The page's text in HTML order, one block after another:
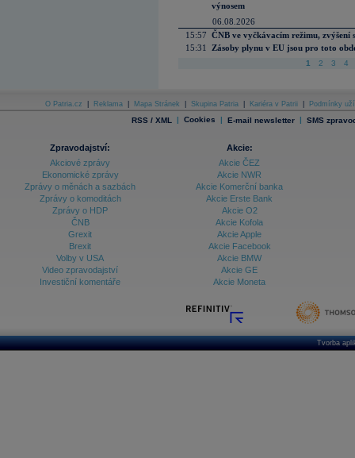
výnosem
06.08.2026
15:57 ČNB ve vyčkávacím režimu, zvýšení
15:31
Zásoby plynu v EU jsou pro toto
1 2 3 4
O Patria.cz Reklama Mapa Stránek Skupina Patria Kariéra v Patrii Podmínky
RSS / XML | Cookies | E-mail newsletter | SMS
Zpravodajství:
Akciové zprávy
Ekonomické zprávy
Zprávy o měnách a sazbách
Zprávy o komoditách
Zprávy o HDP
ČNB
Grexit
Brexit
Volby v USA
Video zpravodajství
Investiční komentáře
Akcie:
Akcie ČEZ
Akcie NWR
Akcie Komerční banka
Akcie Erste Bank
Akcie O2
Akcie Kofola
Akcie Apple
Akcie Facebook
Akcie BMW
Akcie GE
Akcie Moneta
Tvorba